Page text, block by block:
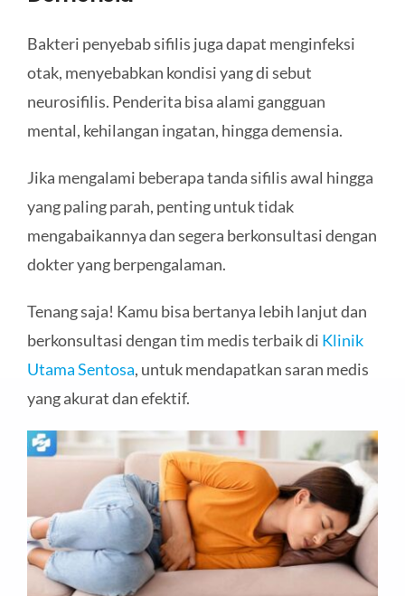
Bakteri penyebab sifilis juga dapat menginfeksi
otak, menyebabkan kondisi yang di sebut
neurosifilis. Penderita bisa alami gangguan
mental, kehilangan ingatan, hingga demensia.
Jika mengalami beberapa tanda sifilis awal hingga
yang paling parah, penting untuk tidak
mengabaikannya dan segera berkonsultasi dengan
dokter yang berpengalaman.
Tenang saja! Kamu bisa bertanya lebih lanjut dan
berkonsultasi dengan tim medis terbaik di Klinik
Utama Sentosa, untuk mendapatkan saran medis
yang akurat dan efektif.